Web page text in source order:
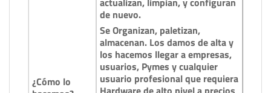
¿Cómo lo
de nuevo.
Se Organizan, paletizan,
almacenan. Los damos de alta y
los hacemos llegar a empresas,
usuarios, Pymes y cualquier
usuario profesional que requiera